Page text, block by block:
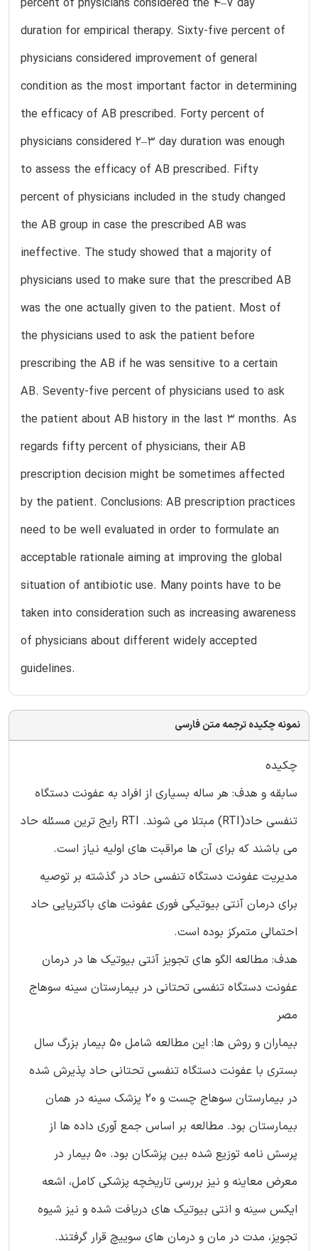
duration for empirical therapy. Sixty-five percent of
physicians considered improvement of general
condition as the most important factor in determining
the efficacy of AB prescribed. Forty percent of
physicians considered 2–3 day duration was enough
to assess the efficacy of AB prescribed. Fifty
percent of physicians included in the study changed
the AB group in case the prescribed AB was
ineffective. The study showed that a majority of
physicians used to make sure that the prescribed AB
was the one actually given to the patient. Most of
the physicians used to ask the patient before
prescribing the AB if he was sensitive to a certain
AB. Seventy-five percent of physicians used to ask
the patient about AB history in the last 3 months. As
regards fifty percent of physicians, their AB
prescription decision might be sometimes affected
by the patient. Conclusions: AB prescription practices
need to be well evaluated in order to formulate an
acceptable rationale aiming at improving the global
situation of antibiotic use. Many points have to be
taken into consideration such as increasing awareness
of physicians about different widely accepted
guidelines.
نمونه چکیده ترجمه متن فارسی
چکیده
سابقه و هدف: هر ساله بسیاری از افراد به عفونت دستگاه
تنفسی حاد(RTI) مبتلا می شوند. RTI رایج ترین مسئله حاد
می باشند که برای آن ها مراقبت های اولیه نیاز است.
مدیریت عفونت دستگاه تنفسی حاد در گذشته بر توصیه
برای درمان آنتی بیوتیکی فوری عفونت های باکتریایی حاد
احتمالی متمرکز بوده است.
هدف: مطالعه الگو های تجویز آنتی بیوتیک ها در درمان
عفونت دستگاه تنفسی تحتانی در بیمارستان سینه سوهاج
مصر
بیماران و روش ها: این مطالعه شامل 50 بیمار بزرگ سال
بستری با عفونت دستگاه تنفسی تحتانی حاد پذیرش شده
در بیمارستان سوهاج چست و 20 پزشک سینه در همان
بیمارستان بود. مطالعه بر اساس جمع آوری داده ها از
پرسش نامه توزیع شده بین پزشکان بود. 50 بیمار در
معرض معاینه و نیز بررسی تاریخچه پزشکی کامل، اشعه
ایکس سینه و انتی بیوتیک های دریافت شده و نیز شیوه
تجویز، مدت در مان و درمان های سوییچ قرار گرفتند.